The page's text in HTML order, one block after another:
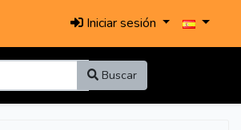
Iniciar sesión
Buscar